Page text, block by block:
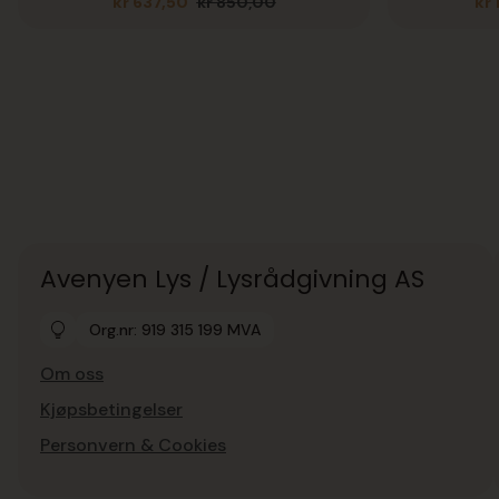
Opprinnelig
Nåværende
Avenyen Lys / Lysrådgivning AS
Org.nr: 919 315 199 MVA
Om oss
Kjøpsbetingelser
Personvern & Cookies